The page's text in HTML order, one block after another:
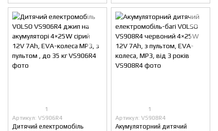
1
Артикул: VS906R4
Дитячий електромобіль
1
Артикул: VS908R4
Акумуляторний дитячий